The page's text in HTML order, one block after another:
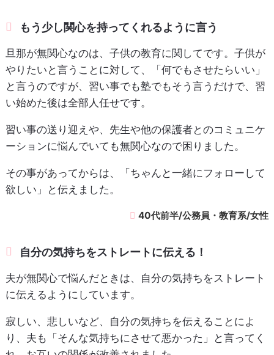
もう少し関心を持ってくれるように言う
旦那が無関心なのは、子供の教育に関してです。子供が
やりたいと言うことに対して、「何でもさせたらいい」
と言うのですが、習い事でも塾でもそう言うだけで、習
い始めた後は全部人任せです。
習い事の送り迎えや、先生や他の保護者とのコミュニケ
ーションに悩んでいても無関心なので困りました。
その事があってからは、「ちゃんと一緒にフォローして
欲しい」と伝えました。
40代前半/公務員・教育系/女性
自分の気持ちをストレートに伝える！
夫が無関心で悩んだときは、自分の気持ちをストレート
に伝えるようにしています。
寂しい、悲しいなど、自分の気持ちを伝えることによ
り、夫も「そんな気持ちにさせて悪かった」と言ってく